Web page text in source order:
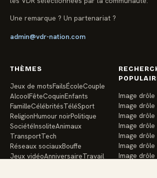
Une remarque ? Un partenariat ?
admin@vdr-nation.com
THÈMES
Jeux de motsFailsÉcoleCouple
AlcoolFêteCoquinEnfants
FamilleCélébritésTéléSport
ReligionHumour noirPolitique
SociétéInsoliteAnimaux
TransportTech
Réseaux sociauxBouffe
Jeux vidéoAnniversaireTravail
Image
Image drôle
Image
Image
Image
Image drôle
Image drôle